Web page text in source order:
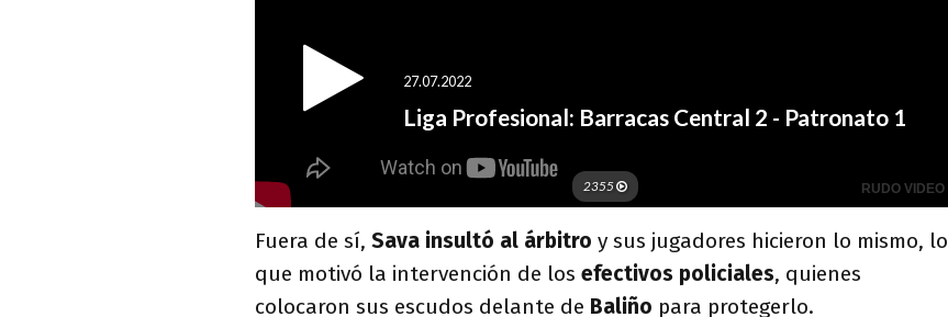
Fuera de sí, Sava insultó al árbitro y sus jugadores hicieron lo mismo, lo
que motivó la intervención de los efectivos policiales, quienes
colocaron sus escudos delante de Baliño para protegerlo.